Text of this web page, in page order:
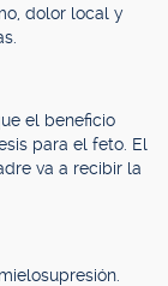
dolor local y
el beneficio
para el feto. El
va a recibir la